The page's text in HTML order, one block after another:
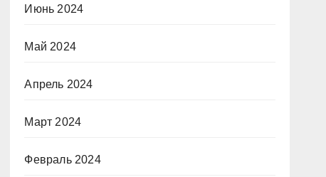
Июнь 2024
Май 2024
Апрель 2024
Март 2024
Февраль 2024